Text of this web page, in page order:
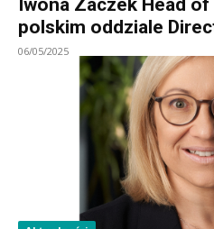
polskim oddziale
06/05/2025